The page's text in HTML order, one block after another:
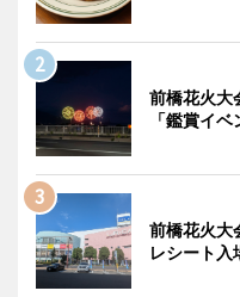
前橋花火大
「鑑賞イ
前橋花火
レシート入